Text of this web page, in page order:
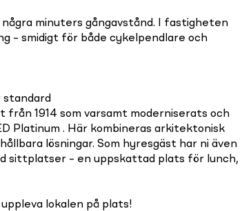
några minuters gångavstånd. I fastigheten
– smidigt för både cykelpendlare och
standard
från 1914 som varsamt moderniserats och
Platinum . Här kombineras arkitektonisk
lösningar. Som hyresgäst har ni även
sittplatser – en uppskattad plats för lunch,
lokalen på plats!